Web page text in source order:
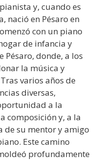
y, cuando es
nació en Pésaro en
con un piano
de infancia y
Pésaro, donde, a los
la música y
varios años de
diversas,
a la
composición y, a la
de su mentor y amigo
Este camino
profundamente